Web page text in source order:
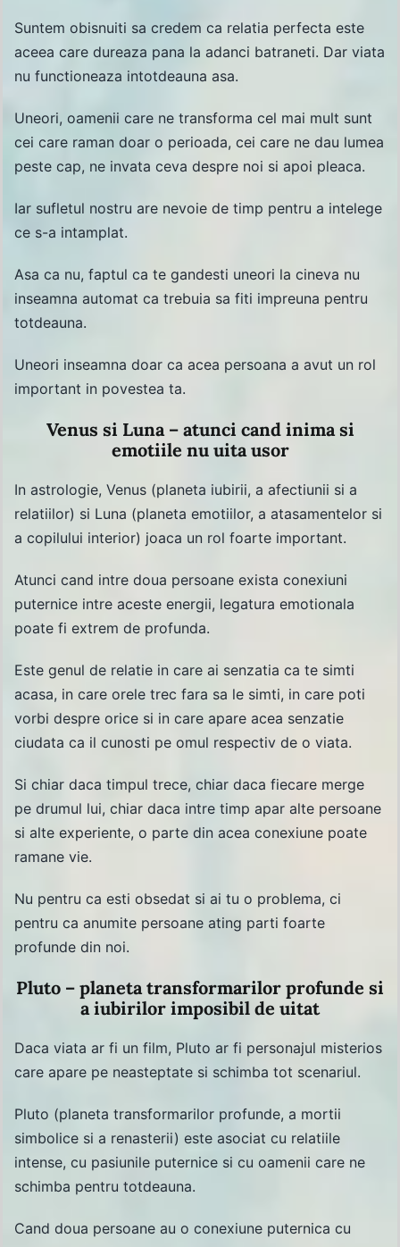
Suntem obisnuiti sa credem ca relatia perfecta este
aceea care dureaza pana la adanci batraneti. Dar viata
nu functioneaza intotdeauna asa.
Uneori, oamenii care ne transforma cel mai mult sunt
cei care raman doar o perioada, cei care ne dau lumea
peste cap, ne invata ceva despre noi si apoi pleaca.
Iar sufletul nostru are nevoie de timp pentru a intelege
ce s-a intamplat.
Asa ca nu, faptul ca te gandesti uneori la cineva nu
inseamna automat ca trebuia sa fiti impreuna pentru
totdeauna.
Uneori inseamna doar ca acea persoana a avut un rol
important in povestea ta.
Venus si Luna – atunci cand inima si
emotiile nu uita usor
In astrologie, Venus (planeta iubirii, a afectiunii si a
relatiilor) si Luna (planeta emotiilor, a atasamentelor si
a copilului interior) joaca un rol foarte important.
Atunci cand intre doua persoane exista conexiuni
puternice intre aceste energii, legatura emotionala
poate fi extrem de profunda.
Este genul de relatie in care ai senzatia ca te simti
acasa, in care orele trec fara sa le simti, in care poti
vorbi despre orice si in care apare acea senzatie
ciudata ca il cunosti pe omul respectiv de o viata.
Si chiar daca timpul trece, chiar daca fiecare merge
pe drumul lui, chiar daca intre timp apar alte persoane
si alte experiente, o parte din acea conexiune poate
ramane vie.
Nu pentru ca esti obsedat si ai tu o problema, ci
pentru ca anumite persoane ating parti foarte
profunde din noi.
Pluto – planeta transformarilor profunde si
a iubirilor imposibil de uitat
Daca viata ar fi un film, Pluto ar fi personajul misterios
care apare pe neasteptate si schimba tot scenariul.
Pluto (planeta transformarilor profunde, a mortii
simbolice si a renasterii) este asociat cu relatiile
intense, cu pasiunile puternice si cu oamenii care ne
schimba pentru totdeauna.
Cand doua persoane au o conexiune puternica cu